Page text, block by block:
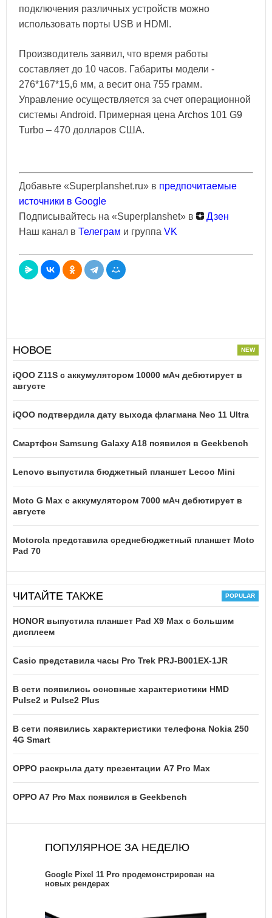
подключения различных устройств можно
использовать порты USB и HDMI.
Производитель заявил, что время работы
составляет до 10 часов. Габариты модели -
276*167*15,6 мм, а весит она 755 грамм.
Управление осуществляется за счет операционной
системы Android. Примерная цена Archos 101 G9
Turbo – 470 долларов США.
Добавьте «Superplanshet.ru» в предпочитаемые
источники в Google
Подписывайтесь на «Superplanshet» в
Дзен
Наш канал в Телеграм и группа VK
НОВОЕ
iQOO Z11S с аккумулятором 10000 мАч дебютирует в
августе
iQOO подтвердила дату выхода флагмана Neo 11 Ultra
Смартфон Samsung Galaxy A18 появился в Geekbench
Lenovo выпустила бюджетный планшет Lecoo Mini
Moto G Max с аккумулятором 7000 мАч дебютирует в
августе
Motorola представила среднебюджетный планшет Moto
Pad 70
ЧИТАЙТЕ ТАКЖЕ
HONOR выпустила планшет Pad X9 Max с большим
дисплеем
Casio представила часы Pro Trek PRJ-B001EX-1JR
В сети появились основные характеристики HMD
Pulse2 и Pulse2 Plus
В сети появились характеристики телефона Nokia 250
4G Smart
OPPO раскрыла дату презентации A7 Pro Max
OPPO A7 Pro Max появился в Geekbench
ПОПУЛЯРНОЕ ЗА НЕДЕЛЮ
Google Pixel 11 Pro продемонстрирован на
новых рендерах